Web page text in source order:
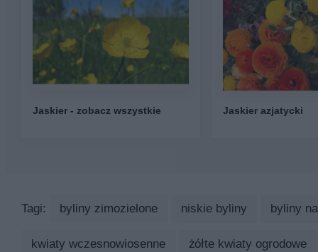
Jaskier - zobacz wszystkie Jaskier azjatycki
Tagi: byliny zimozielone niskie byliny byliny
kwiaty wczesnowiosenne żółte kwiaty ogrodowe